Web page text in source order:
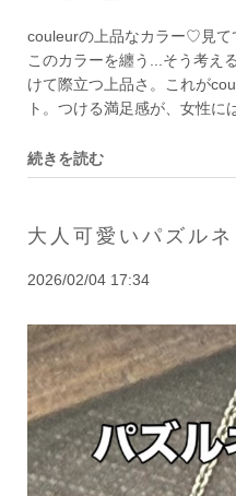
couleurの上品なカラー♡見て
このカラーを纏う...そう考え
けて際立つ上品さ。これが
ト。つける満足感が、女性に
続きを読む
大人可愛いパズル
2026/02/04 17:34